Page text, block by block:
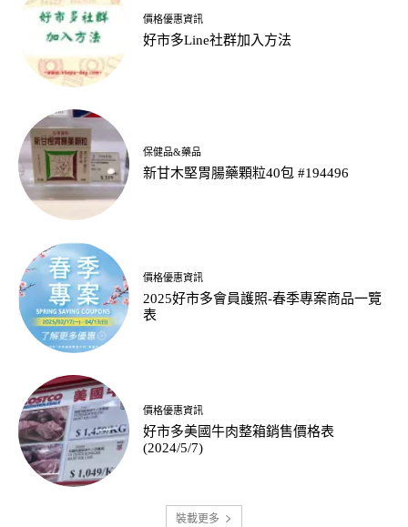
價格優惠資訊
好市多Line社群加入方法
保健品&藥品
新甘木堅胃腸藥顆粒40包 #194496
價格優惠資訊
2025好市多會員護照-春季專案商品一覽
表
價格優惠資訊
好市多美國牛肉整箱銷售價格表
(2024/5/7)
裝載更多